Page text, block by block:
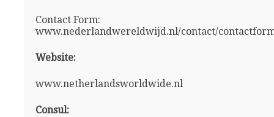
Contact Form:
www.nederlandwereldwijd.nl/contact/
Website:
www.netherlandsworldwide.nl
Consul: